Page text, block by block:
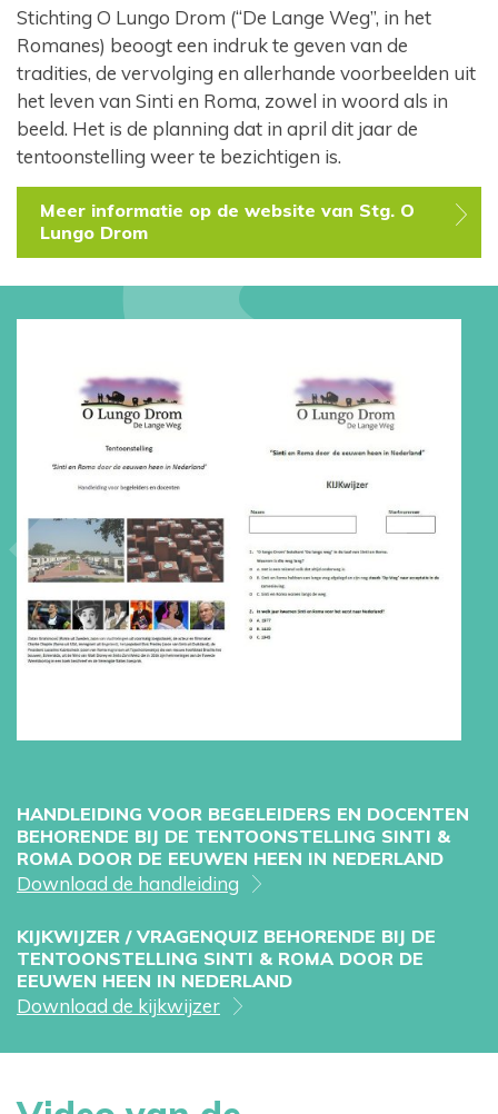
Stichting O Lungo Drom (“De Lange Weg”, in het
Romanes) beoogt een indruk te geven van de
tradities, de vervolging en allerhande voorbeelden uit
het leven van Sinti en Roma, zowel in woord als in
beeld. Het is de planning dat in april dit jaar de
tentoonstelling weer te bezichtigen is.
Meer informatie op de website van Stg. O
Lungo Drom
HANDLEIDING VOOR BEGELEIDERS EN DOCENTEN
BEHORENDE BIJ DE TENTOONSTELLING SINTI &
ROMA DOOR DE EEUWEN HEEN IN NEDERLAND
Download de handleiding
KIJKWIJZER / VRAGENQUIZ BEHORENDE BIJ DE
TENTOONSTELLING SINTI & ROMA DOOR DE
EEUWEN HEEN IN NEDERLAND
Download de kijkwijzer